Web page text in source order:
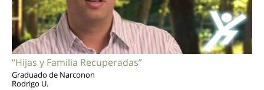
“Hijas y Familia Recuperadas”
Graduado de Narconon
Rodrigo U.